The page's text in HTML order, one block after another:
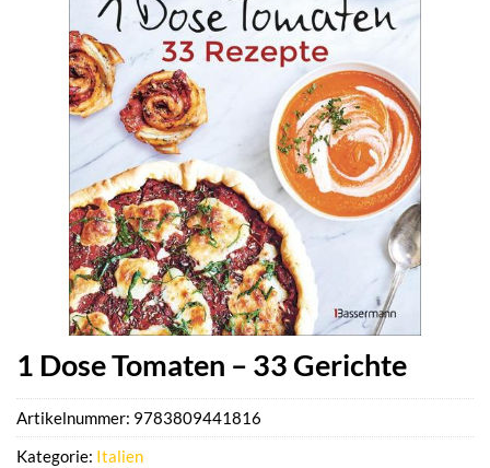
1 Dose Tomaten – 33 Gerichte
Artikelnummer: 9783809441816
Kategorie: Italien